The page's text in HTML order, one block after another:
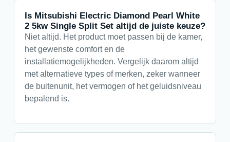
Is Mitsubishi Electric Diamond Pearl White
2 5kw Single Split Set altijd de juiste keuze?
Niet altijd. Het product moet passen bij de kamer,
het gewenste comfort en de
installatiemogelijkheden. Vergelijk daarom altijd
met alternatieve types of merken, zeker wanneer
de buitenunit, het vermogen of het geluidsniveau
bepalend is.